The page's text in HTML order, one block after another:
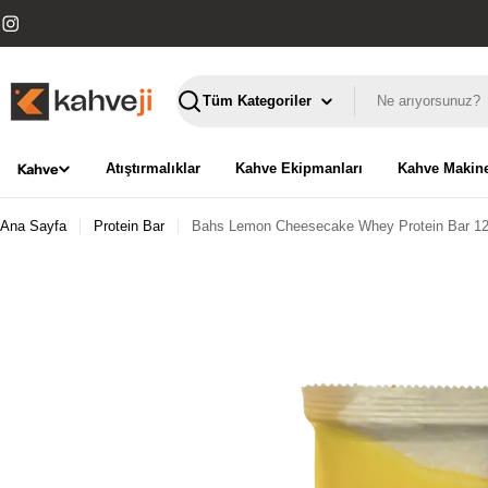
geçInstagram
Ara
Kahve Atıştırmalıklar Kahve Ekipmanları Kahve
Ana Sayfa Protein Bar Bahs Lemon Cheesecake Whey Protein Bar